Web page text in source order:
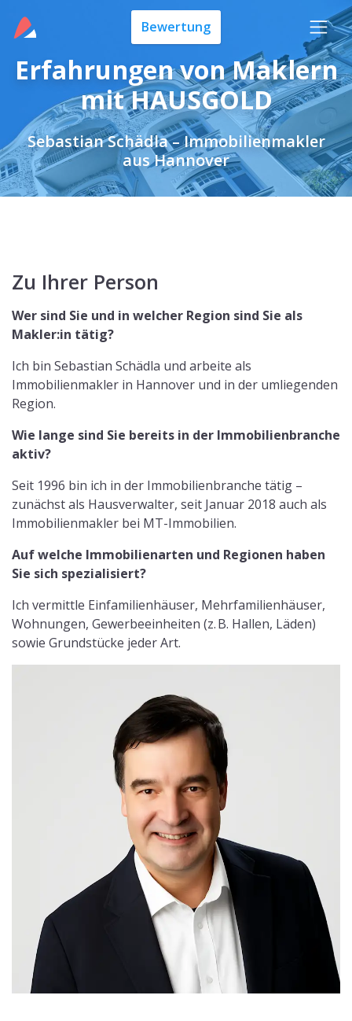
Bewertung
Erfahrungen von Maklern
mit HAUSGOLD
Sebastian Schädla – Immobilienmakler
aus Hannover
Zu Ihrer Person
Wer sind Sie und in welcher Region sind Sie als
Makler:in tätig?
Ich bin Sebastian Schädla und arbeite als
Immobilienmakler in Hannover und in der umliegenden
Region.
Wie lange sind Sie bereits in der Immobilienbranche
aktiv?
Seit 1996 bin ich in der Immobilienbranche tätig –
zunächst als Hausverwalter, seit Januar 2018 auch als
Immobilienmakler bei MT-Immobilien.
Auf welche Immobilienarten und Regionen haben
Sie sich spezialisiert?
Ich vermittle Einfamilienhäuser, Mehrfamilienhäuser,
Wohnungen, Gewerbeeinheiten (z. B. Hallen, Läden)
sowie Grundstücke jeder Art.